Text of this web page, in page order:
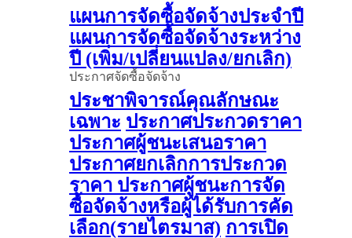
แผนการจัดซื้อจัดจ้างประจำปี
แผนการจัดซื้อจัดจ้างระหว่าง
ปี (เพิ่ม/เปลี่ยนแปลง/ยกเลิก)
ประกาศจัดซื้อจัดจ้าง
ประชาพิจารณ์คุณลักษณะ
เฉพาะ ประกาศประกวดราคา
ประกาศผู้ชนะเสนอราคา
ประกาศยกเลิกการประกวด
ราคา ประกาศผู้ชนะการจัด
ซื้อจัดจ้างหรือผู้ได้รับการคัด
เลือก(รายไตรมาส) การเปิด